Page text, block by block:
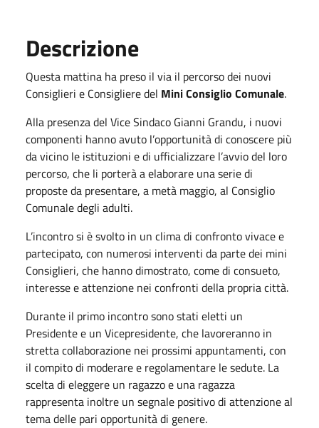
Descrizione
Questa mattina ha preso il via il percorso dei nuovi
Consiglieri e Consigliere del Mini Consiglio Comunale.
Alla presenza del Vice Sindaco Gianni Grandu, i nuovi
componenti hanno avuto l’opportunità di conoscere più
da vicino le istituzioni e di ufficializzare l’avvio del loro
percorso, che li porterà a elaborare una serie di
proposte da presentare, a metà maggio, al Consiglio
Comunale degli adulti.
L’incontro si è svolto in un clima di confronto vivace e
partecipato, con numerosi interventi da parte dei mini
Consiglieri, che hanno dimostrato, come di consueto,
interesse e attenzione nei confronti della propria città.
Durante il primo incontro sono stati eletti un
Presidente e un Vicepresidente, che lavoreranno in
stretta collaborazione nei prossimi appuntamenti, con
il compito di moderare e regolamentare le sedute. La
scelta di eleggere un ragazzo e una ragazza
rappresenta inoltre un segnale positivo di attenzione al
tema delle pari opportunità di genere.